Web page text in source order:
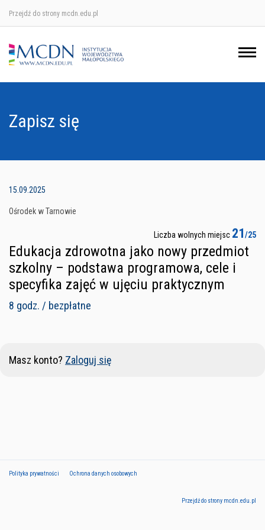
Przejdź do strony mcdn.edu.pl
Zapisz się
15.09.2025
Ośrodek w Tarnowie
Liczba wolnych miejsc 21/25
Edukacja zdrowotna jako nowy przedmiot
szkolny – podstawa programowa, cele i
specyfika zajęć w ujęciu praktycznym
8 godz. / bezpłatne
Masz konto? Zaloguj się
Polityka prywatności Ochrona danych osobowych
Przejdź do strony mcdn.edu.pl
Ośrodek w Krakowie
Ośrodek w Nowym Sączu
Ośrodek w Tarnowie